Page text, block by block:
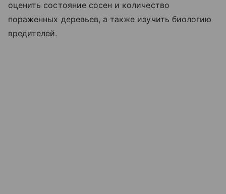
оценить состояние сосен и количество
пораженных деревьев, а также изучить биологию
вредителей.